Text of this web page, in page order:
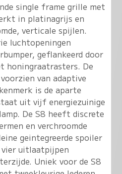
single frame grille met
in platinagrijs en
verticale spijlen.
luchtopeningen
geflankeerd door
honingraatrasters. De
van adaptive
is de aparte
uit vijf energiezuinige
De S8 heeft discrete
en verchroomde
geintegreerde spoiler
vier uitlaatpijpen
Uniek voor de S8